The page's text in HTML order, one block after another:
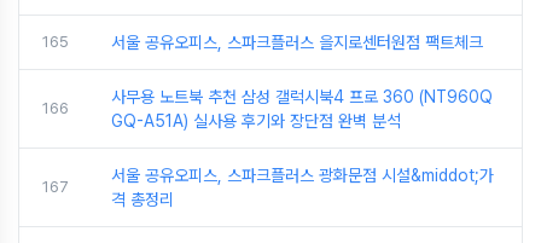
165 서울 공유오피스, 스파크플러스 을지로센터원점 팩트체크
166
사무용 노트북 추천 삼성 갤럭시북4 프로 360 (NT960Q
GQ-A51A) 실사용 후기와 장단점 완벽 분석
167
서울 공유오피스, 스파크플러스 광화문점 시설&middot;가
격 총정리